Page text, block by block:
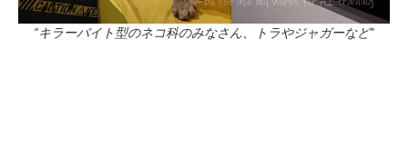
“キラーバイト型のネコ科のみなさん、トラやジャガーなど”